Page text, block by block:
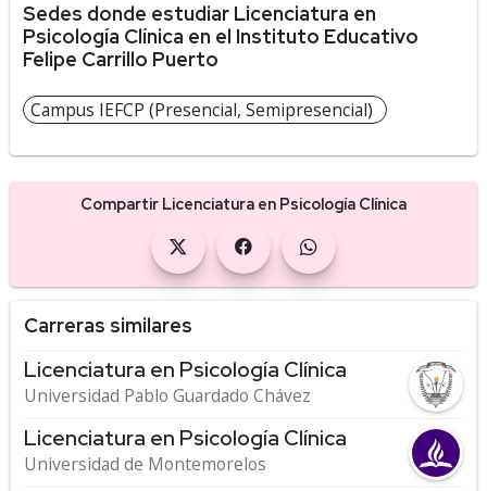
Sedes donde estudiar Licenciatura en
Psicología Clínica en el Instituto Educativo
Felipe Carrillo Puerto
Campus IEFCP (Presencial, Semipresencial)
Compartir Licenciatura en Psicología Clínica
Carreras similares
Licenciatura en Psicología Clínica
Universidad Pablo Guardado Chávez
Licenciatura en Psicología Clínica
Universidad de Montemorelos